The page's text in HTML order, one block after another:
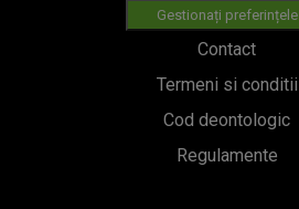
Gestionați preferințele
Contact
Termeni si conditii
Cod deontologic
Regulamente